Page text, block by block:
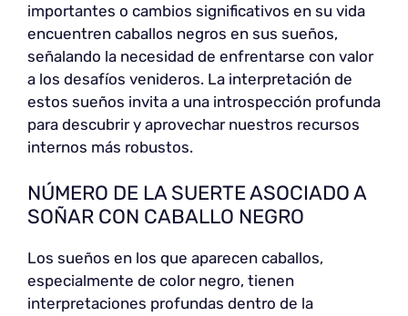
importantes o cambios significativos en su vida
encuentren caballos negros en sus sueños,
señalando la necesidad de enfrentarse con valor
a los desafíos venideros. La interpretación de
estos sueños invita a una introspección profunda
para descubrir y aprovechar nuestros recursos
internos más robustos.
NÚMERO DE LA SUERTE ASOCIADO A
SOÑAR CON CABALLO NEGRO
Los sueños en los que aparecen caballos,
especialmente de color negro, tienen
interpretaciones profundas dentro de la